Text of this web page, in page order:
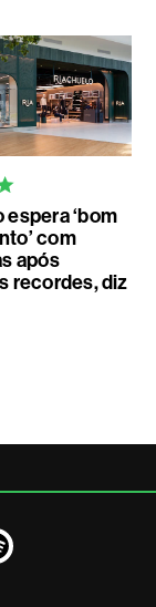
‘bom
com
após
recordes, diz